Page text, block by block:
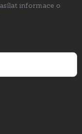
informace o